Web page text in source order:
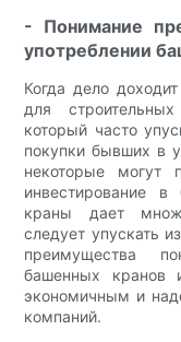
- Понимание
употреблении
Когда дело
для
который часто
покупки бывших в
некоторые могут
инвестирование
краны дает
следует упускать
преимущества
башенных кранов
экономичным и
компаний.